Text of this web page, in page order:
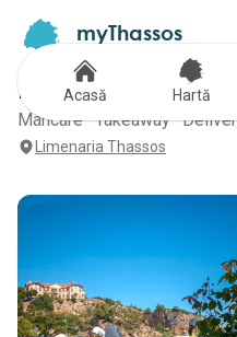
myThassos
NISOS Greek
Mâncare · Takeaway ·
Limenaria Thassos
Acasă Hartă